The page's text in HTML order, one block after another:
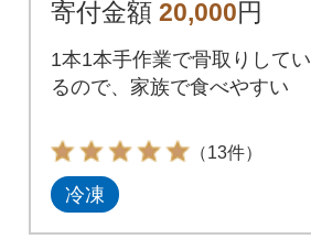
寄付金額 20,000円
1本1本手作業で骨取りしてい
るので、家族で食べやすい
（13件）
冷凍